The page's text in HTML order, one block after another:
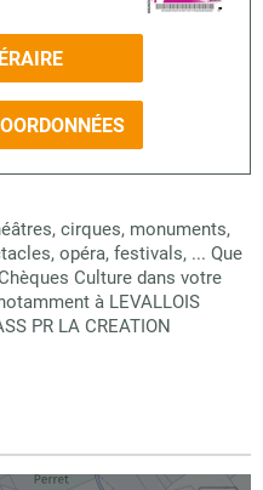
cirques, monuments,
opéra, festivals, ... Que
Culture dans votre
à LEVALLOIS
PR LA CREATION